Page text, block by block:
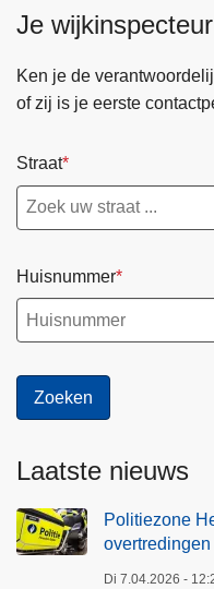
Je wijkinspecteur
Ken je de
of zij is je eerste
Straat
Huisnummer
Laatste nieuws
Politiezone
Di 7.04.2026 -